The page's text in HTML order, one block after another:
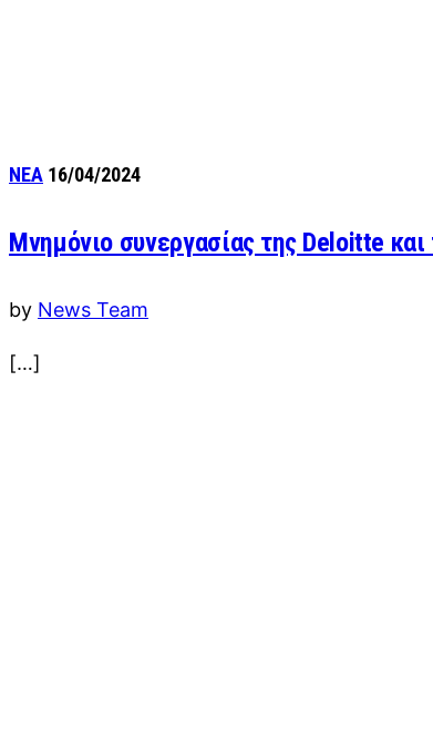
ΝΕΑ 16/04/2024
Μνημόνιο συνεργασίας της Deloitte
by News Team
[…]